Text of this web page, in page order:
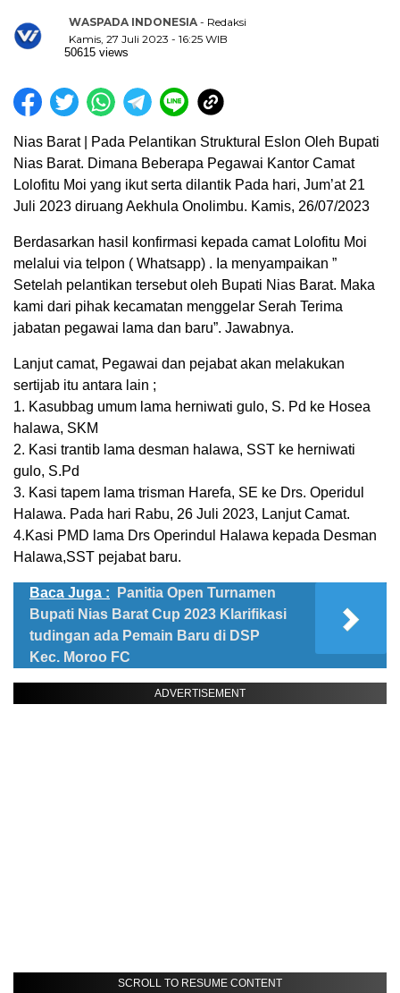
WASPADA INDONESIA - Redaksi
Kamis, 27 Juli 2023 - 16:25 WIB
50615 views
Nias Barat | Pada Pelantikan Struktural Eslon Oleh Bupati
Nias Barat. Dimana Beberapa Pegawai Kantor Camat
Lolofitu Moi yang ikut serta dilantik Pada hari, Jum’at 21
Juli 2023 diruang Aekhula Onolimbu. Kamis, 26/07/2023
Berdasarkan hasil konfirmasi kepada camat Lolofitu Moi
melalui via telpon ( Whatsapp) . Ia menyampaikan ”
Setelah pelantikan tersebut oleh Bupati Nias Barat. Maka
kami dari pihak kecamatan menggelar Serah Terima
jabatan pegawai lama dan baru”. Jawabnya.
Lanjut camat, Pegawai dan pejabat akan melakukan
sertijab itu antara lain ;
1. Kasubbag umum lama herniwati gulo, S. Pd ke Hosea
halawa, SKM
2. Kasi trantib lama desman halawa, SST ke herniwati
gulo, S.Pd
3. Kasi tapem lama trisman Harefa, SE ke Drs. Operidul
Halawa. Pada hari Rabu, 26 Juli 2023, Lanjut Camat.
4.Kasi PMD lama Drs Operindul Halawa kepada Desman
Halawa,SST pejabat baru.
Baca Juga :
Panitia Open Turnamen
Bupati Nias Barat Cup 2023 Klarifikasi
tudingan ada Pemain Baru di DSP
Kec. Moroo FC
ADVERTISEMENT
SCROLL TO RESUME CONTENT